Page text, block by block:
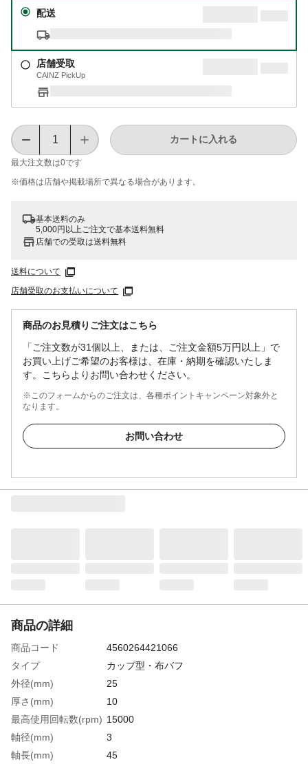
配送
店舗受取
CAINZ PickUp
最大注文数は0です
カートに入れる
※価格は​店舗や​掲載場所で​異なる​場合が​あります。
基本送料のみ
5,000円以上ご注文で基本送料無料
店舗での受取は送料無料
送料について
店舗受取のお支払いについて
商品のお見積りご注文はこちら
「ご注文数が31個以上、または、ご注文金額5万円以上」で
お買い上げご希望のお客様は、在庫・納期を確認いたしま
す。こちらよりお問い合わせください。
※このフォームからのご注文は、各種ポイントキャンペーン対象外と
なります。
お問い合わせ
商品の詳細
商品コード
4560264421066
タイプ
カップ型・布バフ
外径(mm)
25
厚さ(mm)
10
最高使用回転数(rpm) 15000
軸径(mm)
3
軸長(mm)
45